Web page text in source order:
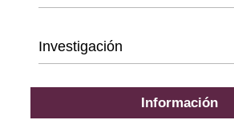
Investigación
Información